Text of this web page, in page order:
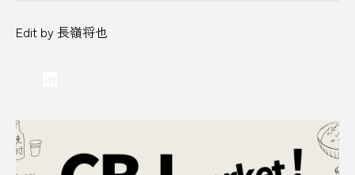
Edit by 長嶺将也